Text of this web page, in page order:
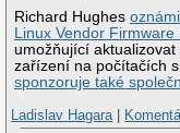
Richard Hughesoznámil
Linux Vendor Firmware
umožňující aktualizovat
zařízení na počítačích
sponzoruje také
Ladislav Hagara|